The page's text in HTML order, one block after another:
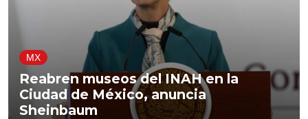
MX
Reabren museos del INAH en la
Ciudad de México, anuncia
Sheinbaum